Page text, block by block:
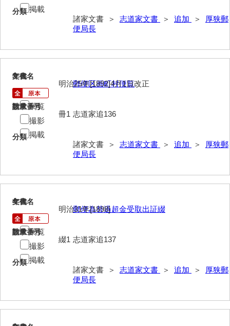
井下家文書（埼玉県）
井原家文書
今井家文書
岩崎家文書（秋芳町）
岩見博幸収集史料
上野竹逸文書
宇多田家文書
分類
諸家文書 ＞ 志道家文書 ＞ 追加 ＞
厚狭郵
便局長
掲載
3
文書名
郵便区画町村便覧
請求番号
志道家追136
分類
諸家文書 ＞ 志道家文書 ＞ 追加 ＞
厚狭郵
便局長
年代
明治25年[1892]4月1日改正
数量
冊1
閲覧
撮影
掲載
4
文書名
郵便為替過超金受取出証綴
請求番号
志道家追137
分類
諸家文書 ＞ 志道家文書 ＞ 追加 ＞
厚狭郵
便局長
年代
明治31年[1898]
数量
綴1
閲覧
撮影
掲載